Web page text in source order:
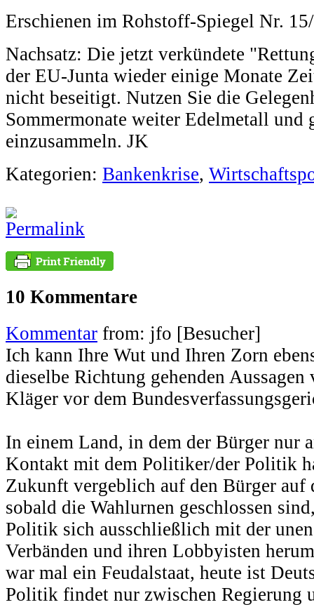
Erschienen im Rohstoff-Spiegel Nr.
Nachsatz: Die jetzt verkündete
der EU-Junta wieder einige Monate
nicht beseitigt. Nutzen Sie die
Sommermonate weiter Edelmetall und
einzusammeln. JK
Kategorien: Bankenkrise,
10 Kommentare
Kommentar from: jfo [Besucher]
Ich kann Ihre Wut und Ihren Zorn
dieselbe Richtung gehenden
Kläger vor dem
In einem Land, in dem der Bürger nur
Kontakt mit dem Politiker/der Politik
Zukunft vergeblich auf den Bürger auf
sobald die Wahlurnen geschlossen
Politik sich ausschließlich mit der
Verbänden und ihren Lobbyisten
war mal ein Feudalstaat, heute ist
Politik findet nur zwischen Regierung